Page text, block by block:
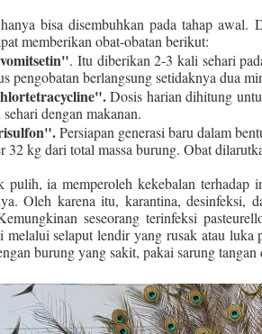
bisa disembuhkan pada tahap
memberikan obat-obatan berikut:
. Itu diberikan 2-3 kali sehari
pengobatan berlangsung setidaknya dua
".Dosis harian dihitung
dengan makanan.
".Persiapan generasi baru dalam
32 kg dari total massa burung. Obat
pulih, ia memperoleh kekebalan terhadap
Oleh karena itu, karantina, desinfeksi,
seseorang terinfeksi
melalui selaput lendir yang rusak atau luka
burung yang sakit, pakai sarung tangan